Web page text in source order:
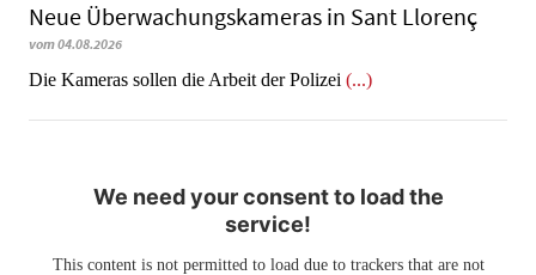
Neue Überwachungskameras in Sant Llorenç
vom 04.08.2026
​​​​​​​Die Kameras sollen die Arbeit der Polizei (...)
We need your consent to load the
service!
This content is not permitted to load due to trackers that are not